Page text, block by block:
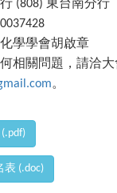
(808) 東台南分行
學學會胡啟章
相關問題，請洽大
。
(.pdf)
表 (.doc)